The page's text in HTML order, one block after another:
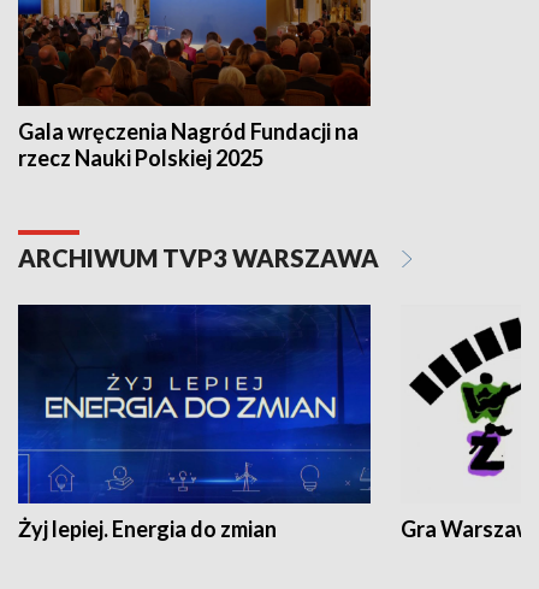
Gala wręczenia Nagród Fundacji na
rzecz Nauki Polskiej 2025
ARCHIWUM TVP3 WARSZAWA
Żyj lepiej. Energia do zmian Gra